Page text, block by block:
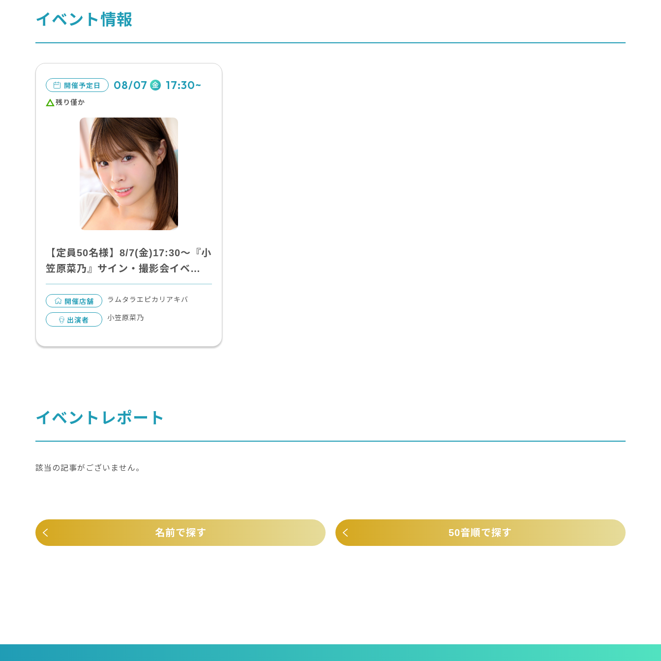
イベント情報
開催予定日 08/07 金 17:30~
残り僅か
【定員50名様】8/7(金)17:30～『小
笠原菜乃』サイン・撮影会イベ…
開催店舗 ラムタラエピカリアキバ
出演者 小笠原菜乃
イベントレポート
該当の記事がございません。
名前で探す 50音順で探す